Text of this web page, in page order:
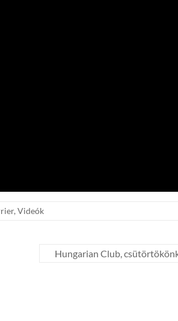
, Videók
Hungarian Club,